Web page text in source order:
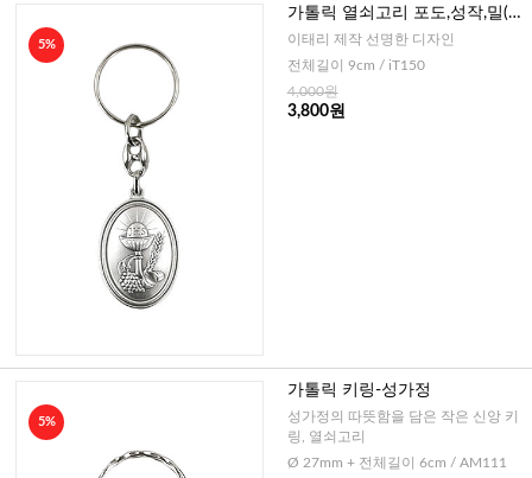
5%
가톨릭 열쇠고리 포도,성작,밀(이
태리)
이태리 제작 선명한 디자인
전체길이 9cm / iT150
4,000원
3,800원
5%
가톨릭 키링-성가정
성가정의 따뜻함을 담은 작은 신앙 키
링, 열쇠고리
Ø 27mm + 전체길이 6cm / AM111